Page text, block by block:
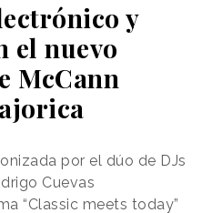
y
el nuevo
McCann
por el dúo de DJs
Cuevas
“Classic meets today”